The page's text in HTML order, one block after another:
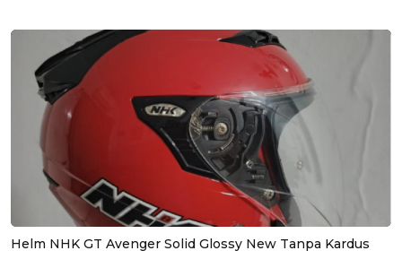
Helm NHK GT Avenger Solid Glossy New Tanpa Kardus